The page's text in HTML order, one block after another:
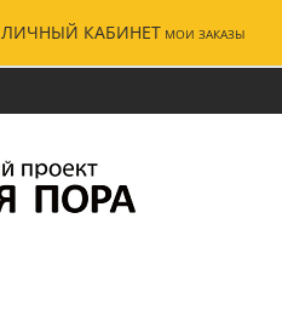
ЛИЧНЫЙ КАБИНЕТ МОИ ЗАКАЗЫ